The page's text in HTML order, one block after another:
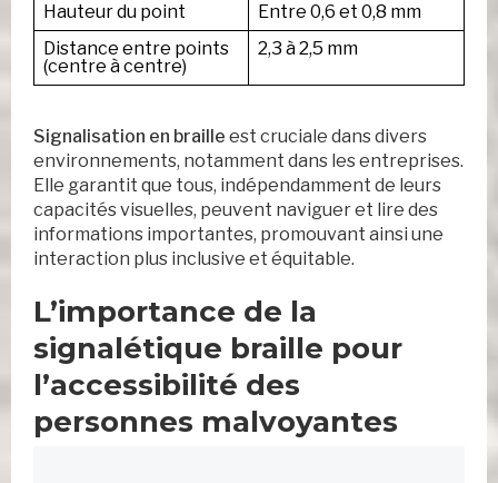
Hauteur du point
Entre 0,6 et 0,8 mm
Distance entre points
(centre à centre)
2,3 à 2,5 mm
Signalisation en braille est cruciale dans divers
environnements, notamment dans les entreprises.
Elle garantit que tous, indépendamment de leurs
capacités visuelles, peuvent naviguer et lire des
informations importantes, promouvant ainsi une
interaction plus inclusive et équitable.
L’importance de la
signalétique braille pour
l’accessibilité des
personnes malvoyantes